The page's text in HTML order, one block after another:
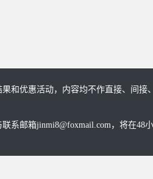
和优惠活动，内容均不作直接、间
系邮箱jinmi8@foxmail.com，将在48